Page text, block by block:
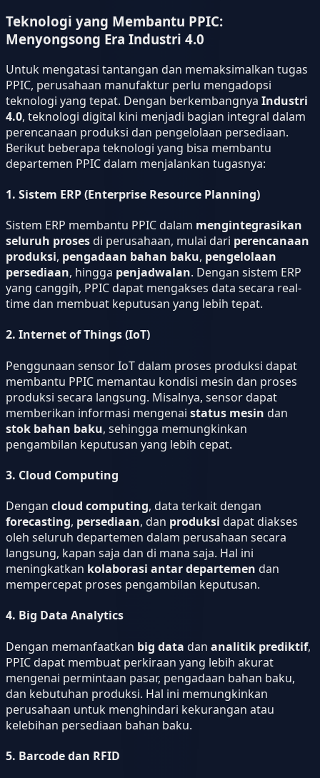
Teknologi yang Membantu PPIC:
Menyongsong Era Industri 4.0
Untuk mengatasi tantangan dan memaksimalkan tugas
PPIC, perusahaan manufaktur perlu mengadopsi
teknologi yang tepat. Dengan berkembangnya Industri
4.0, teknologi digital kini menjadi bagian integral dalam
perencanaan produksi dan pengelolaan persediaan.
Berikut beberapa teknologi yang bisa membantu
departemen PPIC dalam menjalankan tugasnya:
1. Sistem ERP (Enterprise Resource Planning)
Sistem ERP membantu PPIC dalam mengintegrasikan
seluruh prosesdi perusahaan, mulai dari perencanaan
produksi, pengadaan bahan baku, pengelolaan
persediaan, hingga penjadwalan. Dengan sistem ERP
yang canggih, PPIC dapat mengakses data secara real-
time dan membuat keputusan yang lebih tepat.
2. Internet of Things (IoT)
Penggunaan sensor IoT dalam proses produksi dapat
membantu PPIC memantau kondisi mesin dan proses
produksi secara langsung. Misalnya, sensor dapat
memberikan informasi mengenai status mesin dan
stok bahan baku, sehingga memungkinkan
pengambilan keputusan yang lebih cepat.
3. Cloud Computing
Dengan cloud computing, data terkait dengan
forecasting, persediaan, dan produksi dapat diakses
oleh seluruh departemen dalam perusahaan secara
langsung, kapan saja dan di mana saja. Hal ini
meningkatkan kolaborasi antar departemen dan
mempercepat proses pengambilan keputusan.
4. Big Data Analytics
Dengan memanfaatkan big data dan analitik prediktif,
PPIC dapat membuat perkiraan yang lebih akurat
mengenai permintaan pasar, pengadaan bahan baku,
dan kebutuhan produksi. Hal ini memungkinkan
perusahaan untuk menghindari kekurangan atau
kelebihan persediaan bahan baku.
5. Barcode dan RFID